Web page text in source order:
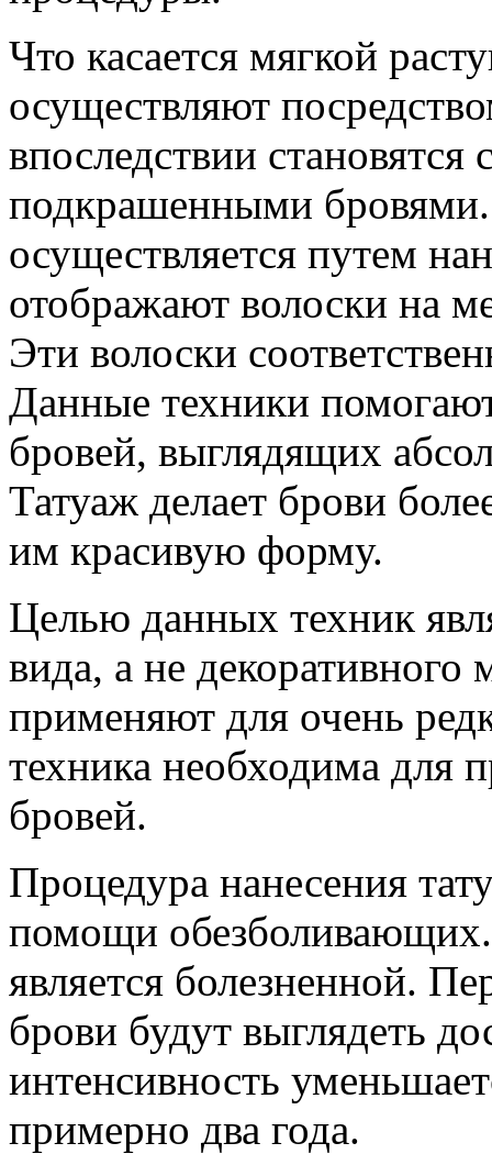
Что касается мягкой
осуществляют
впоследствии
подкрашенными бровями.
осуществляется путем
отображают волоски на
Эти волоски
Данные техники
бровей, выглядящих
Татуаж делает брови
им красивую форму.
Целью данных техник
вида, а не
применяют для очень
техника необходима для
бровей.
Процедура нанесения
помощи обезболивающих.
является болезненной.
брови будут выглядеть
интенсивность
примерно два года.